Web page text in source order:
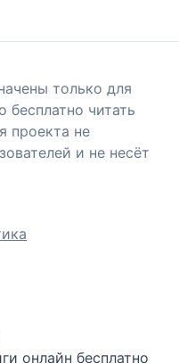
только для
читать
проекта не
и не несёт
онлайн бесплатно